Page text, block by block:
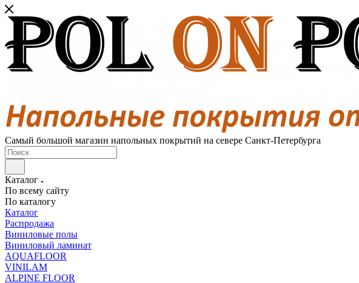
Самый большой магазин напольных покрытий на севере Санкт-Петербурга
Каталог
По всему сайту
По каталогу
Каталог
Распродажа
Виниловые полы
Виниловый ламинат
AQUAFLOOR
VINILAM
ALPINE FLOOR